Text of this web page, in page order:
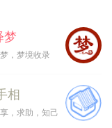
梦
，梦境收录
相
，求助，知己